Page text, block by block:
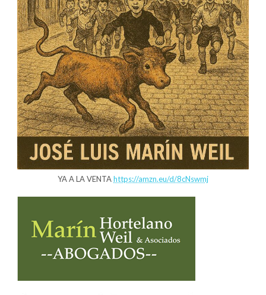
YA A LA VENTAhttps://amzn.eu/d/8cNswmj